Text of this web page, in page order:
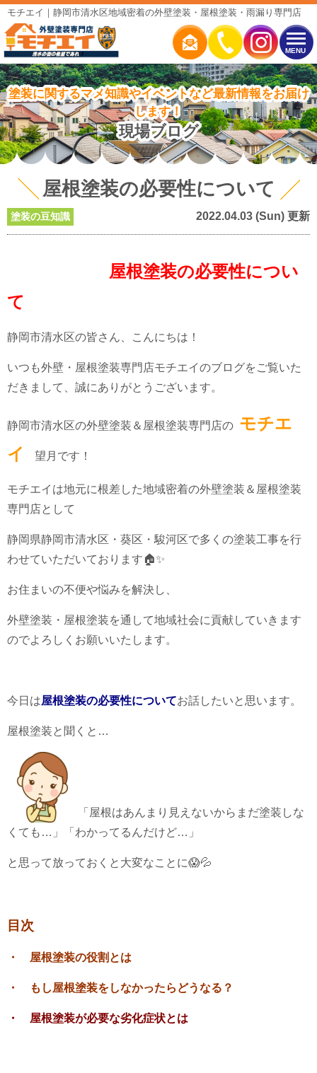
MENU
モチエイ｜静岡市清水区地域密着の外壁塗装・屋根塗装・雨漏り専門店
塗装に関するマメ知識やイベントなど最新情報をお届け
します！
現場ブログ
屋根塗装の必要性について
塗装の豆知識 2022.04.03 (Sun) 更新
屋根塗装の必要性につい
て
静岡市清水区の皆さん、こんにちは！
いつも外壁・屋根塗装専門店モチエイのブログをご覧いた
だきまして、誠にありがとうございます。
静岡市清水区の外壁塗装＆屋根塗装専門店の モチエ
イ
望月です！
モチエイは地元に根差した地域密着の外壁塗装＆屋根塗装
専門店として
静岡県静岡市清水区・葵区・駿河区で多くの塗装工事を行
わせていただいております🏠✨
お住まいの不便や悩みを解決し、
外壁塗装・屋根塗装を通して地域社会に貢献していきます
のでよろしくお願いいたします。
今日は屋根塗装の必要性についてお話したいと思います。
屋根塗装と聞くと…
「屋根はあんまり見えないからまだ塗装しな
くても…」「わかってるんだけど…」
と思って放っておくと大変なことに😱💦
目次
・ 屋根塗装の役割とは
・ もし屋根塗装をしなかったらどうなる？
・ 屋根塗装が必要な劣化症状とは